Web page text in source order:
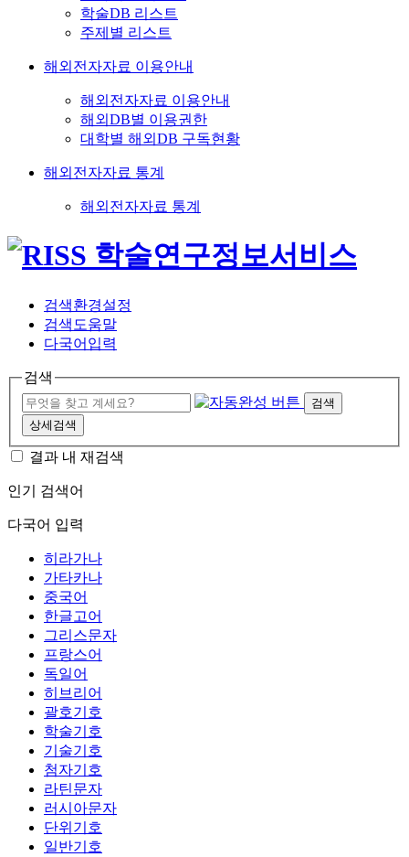
학술DB 리스트
주제별 리스트
해외전자자료 이용안내
해외전자자료 이용안내
해외DB별 이용권한
대학별 해외DB 구독현황
해외전자자료 통계
해외전자자료 통계
검색환경설정
검색도움말
다국어입력
검색
검색
상세검색
결과 내 재검색
인기 검색어
다국어 입력
히라가나
가타카나
중국어
한글고어
그리스문자
프랑스어
독일어
히브리어
괄호기호
학술기호
기술기호
첨자기호
라틴문자
러시아문자
단위기호
일반기호